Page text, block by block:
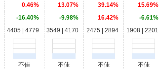
0.46% 13.07% 39.14%
15.69%
-16.40% -9.98% 16.42%
-6.61%
4405 | 4779 3549 | 4170 2475 | 2894 1908 | 2201
不佳 不佳 不佳 不佳